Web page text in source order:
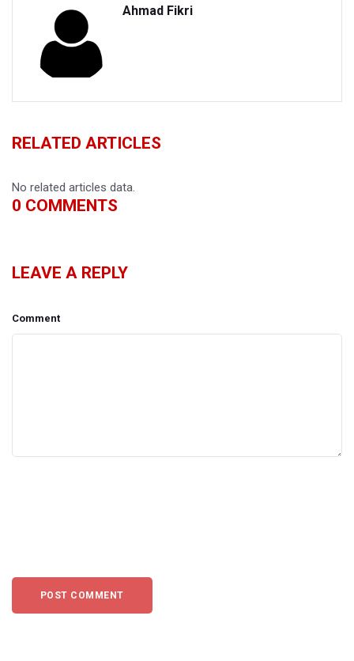
Ahmad Fikri
RELATED ARTICLES
No related articles data.
0 COMMENTS
LEAVE A REPLY
Comment